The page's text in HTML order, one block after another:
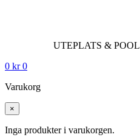
UTEPLATS & POOL
0 kr 0
Varukorg
×
Inga produkter i varukorgen.